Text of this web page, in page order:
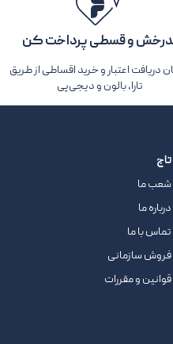
و قسطی پرداخت کن
دریافت اعتبار و خرید اقساطی از طریق
تارا، بالون و دیجی‌پی
تاج
شعب ما
درباره ما
تماس با ما
فروش سازمانی
قوانین و مقررات